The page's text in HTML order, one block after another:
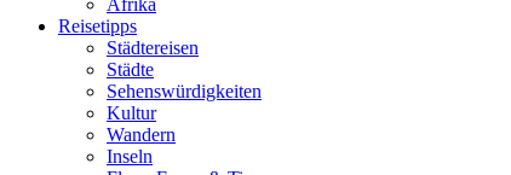
Afrika
Reisetipps
Städtereisen
Städte
Sehenswürdigkeiten
Kultur
Wandern
Inseln